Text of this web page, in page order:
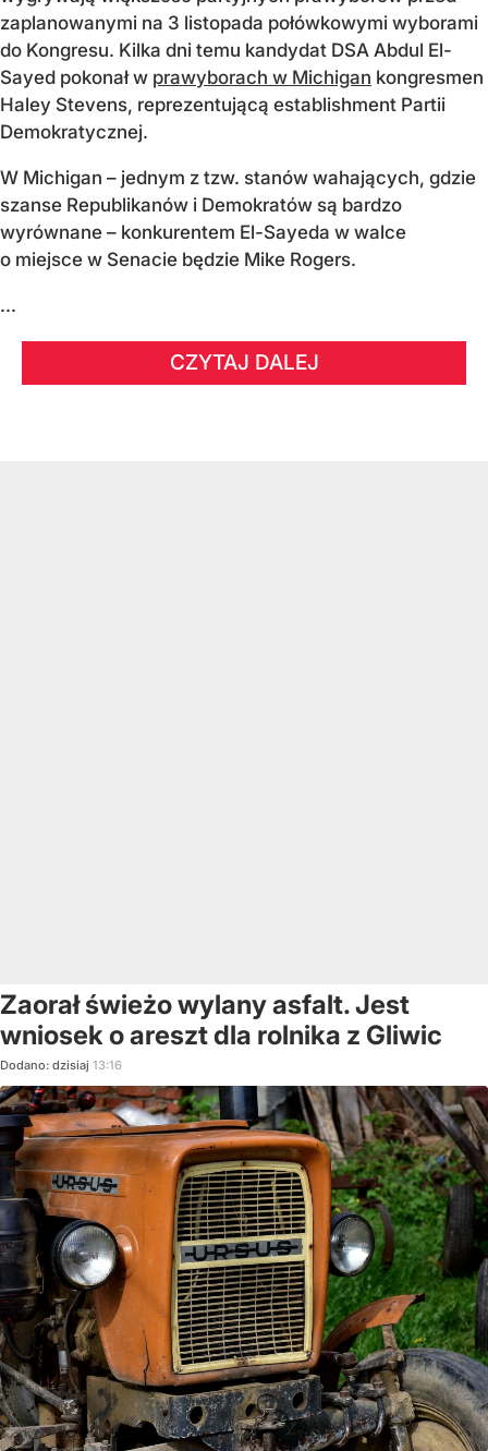
zaplanowanymi na 3 listopada połówkowymi wyborami
do Kongresu. Kilka dni temu kandydat DSA Abdul El-
Sayed pokonał w prawyborach w Michigan kongresmen
Haley Stevens, reprezentującą establishment Partii
Demokratycznej.
W Michigan – jednym z tzw. stanów wahających, gdzie
szanse Republikanów i Demokratów są bardzo
wyrównane – konkurentem El-Sayeda w walce
o miejsce w Senacie będzie Mike Rogers.
...
CZYTAJ DALEJ
Zaorał świeżo wylany asfalt. Jest
wniosek o areszt dla rolnika z Gliwic
Dodano: dzisiaj 13:16